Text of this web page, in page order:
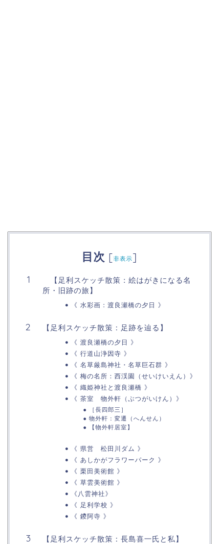
目次 [非表示]
【足利スケッチ散策：絵はがきになる名
所・旧跡の旅】
《 水彩画：渡良瀬橋の夕日 》
【足利スケッチ散策：足跡を辿る】
《 渡良瀬橋の夕日 》
《 行道山浄因寺 》
《 名草厳島神社・名草巨石群 》
《 梅の名所：西渓園（せいけいえん）》
《 織姫神社と渡良瀬橋 》
《 茶室 物外軒（ぶつがいけん）》
［長四郎三］
物外軒：変遷（へんせん）
【物外軒居室】
《 県営 松田川ダム 》
《 あしかがフラワーパーク 》
《 栗田美術館 》
《 草雲美術館 》
《八雲神社》
《 足利学校 》
《 鑁阿寺 》
【足利スケッチ散策：長島喜一氏と私】